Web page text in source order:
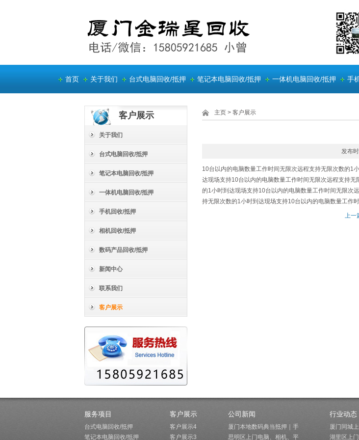
首页 关于我们 台式电脑回收/抵押 笔记本电脑回收/抵押 一体机电脑回收/抵押 手
客户展示
关于我们
台式电脑回收/抵押
笔记本电脑回收/抵押
一体机电脑回收/抵押
手机回收/抵押
相机回收/抵押
数码产品回收/抵押
新闻中心
联系我们
客户展示
主页 > 客户展示
发布
10台以内的电脑数量工作时间无限次远程支持无限次数的1
达现场支持10台以内的电脑数量工作时间无限次远程支持
的1小时到达现场支持10台以内的电脑数量工作时间无限次
持无限次数的1小时到达现场支持10台以内的电脑数量工作
上一
服务项目
台式电脑回收/抵押
笔记本电脑回收/抵押
客户展示
客户展示4
客户展示3
公司新闻
厦门本地数码典当抵押｜手
思明区上门电脑、相机、平
行业动态
厦门同城
湖里区上